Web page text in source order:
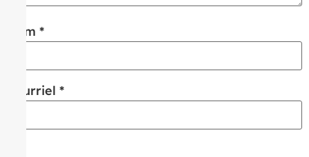
Nom *
Courriel *